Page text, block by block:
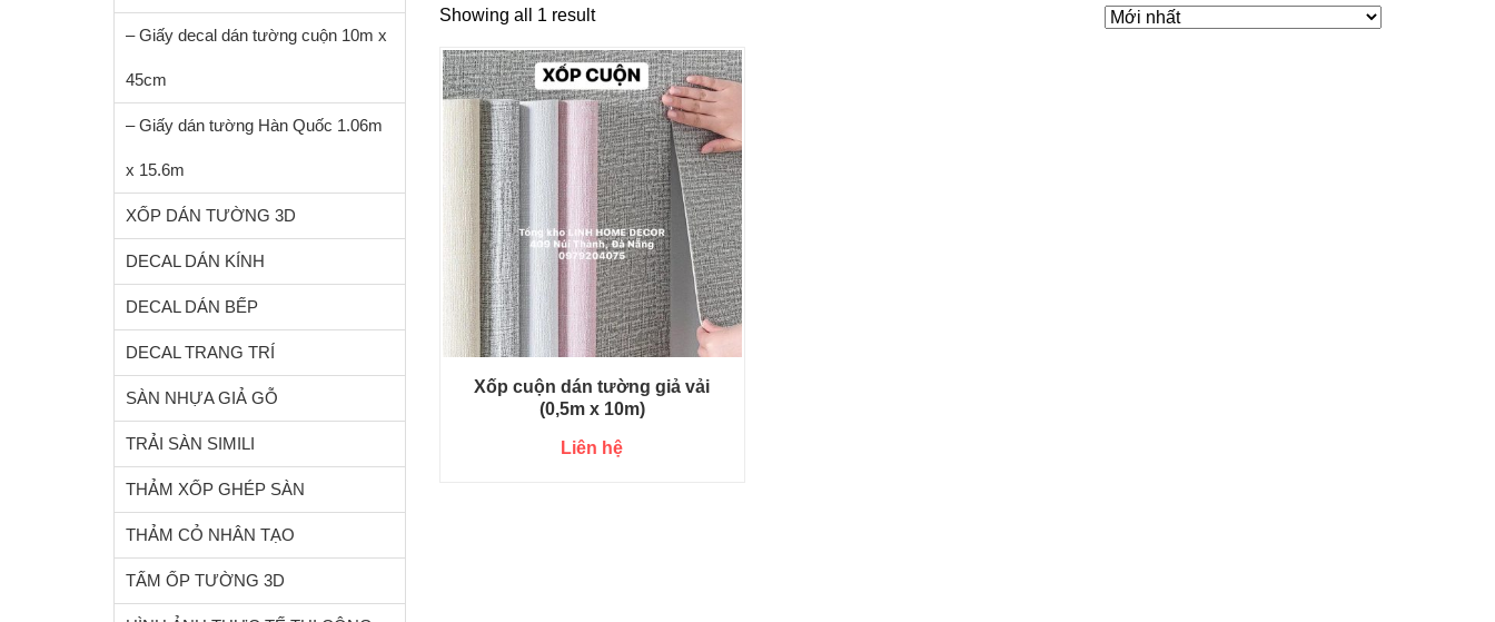
– Giấy decal dán tường cuộn 10m x
45cm
– Giấy dán tường Hàn Quốc 1.06m
x 15.6m
XỐP DÁN TƯỜNG 3D
DECAL DÁN KÍNH
DECAL DÁN BẾP
DECAL TRANG TRÍ
SÀN NHỰA GIẢ GỖ
TRẢI SÀN SIMILI
THẢM XỐP GHÉP SÀN
THẢM CỎ NHÂN TẠO
TẤM ỐP TƯỜNG 3D
Showing all 1 result
Xốp cuộn dán tường giả vải
(0,5m x 10m)
Liên hệ